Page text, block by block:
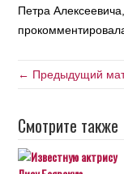
Петра
← Предыдущий
Смотрите также